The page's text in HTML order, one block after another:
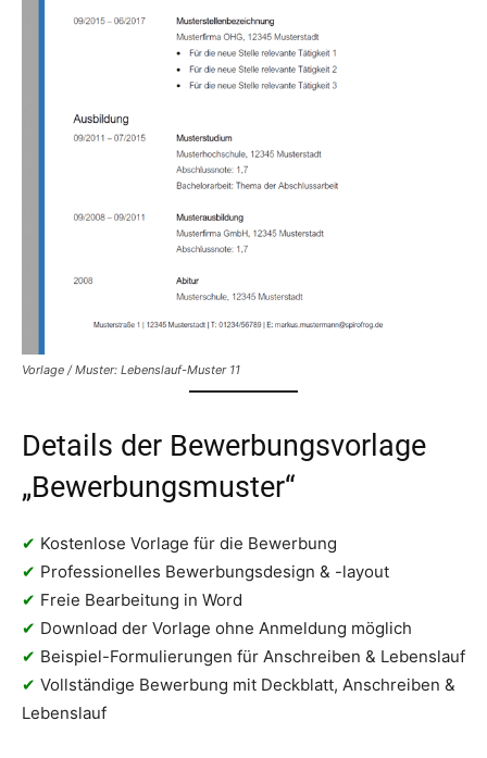
Vorlage / Muster: Lebenslauf-Muster 11
Details der Bewerbungsvorlage
„Bewerbungsmuster“
✔ Kostenlose Vorlage für die Bewerbung
✔ Professionelles Bewerbungsdesign & -layout
✔ Freie Bearbeitung in Word
✔ Download der Vorlage ohne Anmeldung möglich
✔ Beispiel-Formulierungen für Anschreiben & Lebenslauf
✔ Vollständige Bewerbung mit Deckblatt, Anschreiben &
Lebenslauf